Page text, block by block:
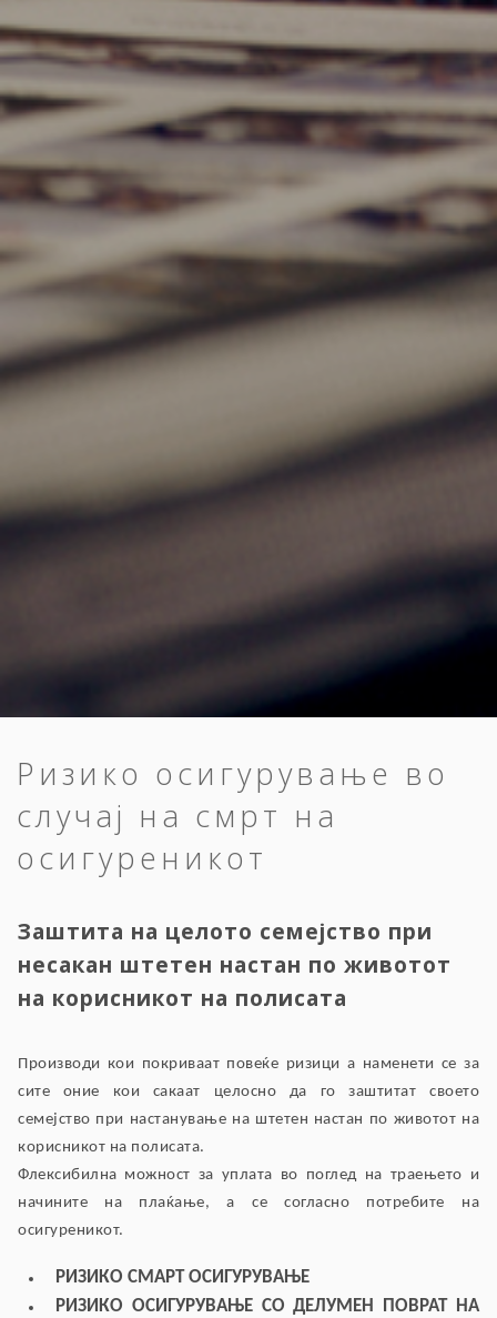
Ризико осигурување во
случај на смрт на
осигуреникот
Заштита на целото семејство при
несакан штетен настан по животот
на корисникот на полисата
Производи кои покриваат повеќе ризици а наменети се за
сите оние кои сакаат целосно да го заштитат своето
семејство при настанување на штетен настан по животот на
корисникот на полисата.
Флексибилна можност за уплата во поглед на траењето и
начините на плаќање, а се согласно потребите на
осигуреникот.
РИЗИКО СМАРТ ОСИГУРУВАЊЕ
РИЗИКО ОСИГУРУВАЊЕ СО ДЕЛУМЕН ПОВРАТ НА